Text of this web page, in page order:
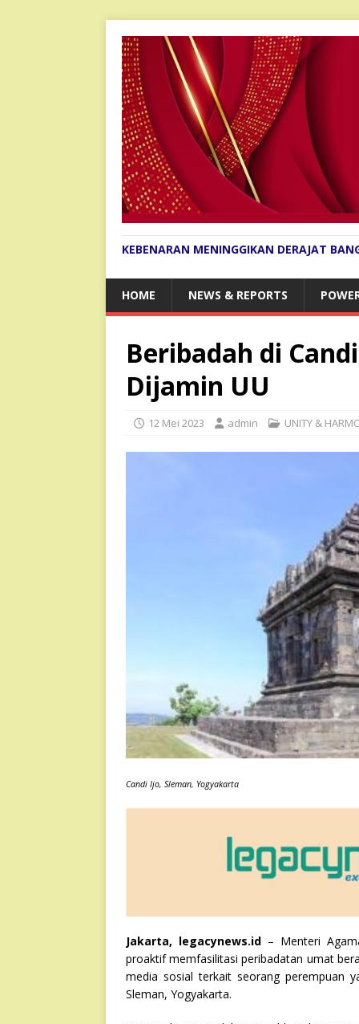
KEBENARAN MENINGGIKAN DERAJAT
HOME NEWS & REPORTS
Beribadah di
Dijamin UU
12 Mei 2023 admin UNITY &
Candi Ijo, Sleman, Yogyakarta
Jakarta, legacynews.id– Menteri
proaktif memfasilitasi peribadatan umat
media sosial terkait seorang perempuan
Sleman, Yogyakarta.